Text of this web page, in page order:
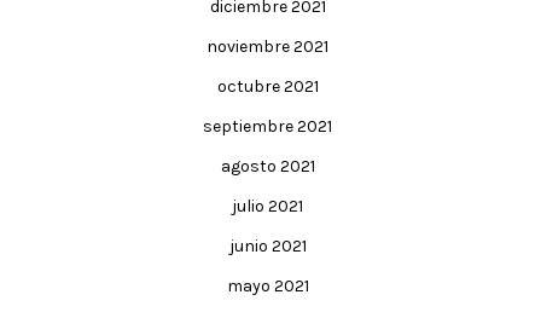
diciembre 2021
noviembre 2021
octubre 2021
septiembre 2021
agosto 2021
julio 2021
junio 2021
mayo 2021